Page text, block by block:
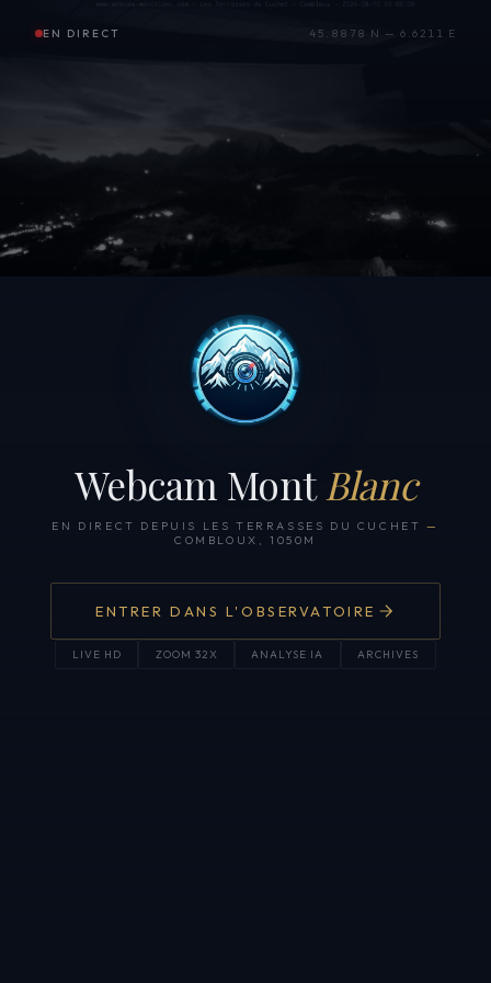
EN DIRECT 45.8878 N — 6.6211 E
Webcam Mont Blanc
EN DIRECT DEPUIS LES TERRASSES DU CUCHET —
COMBLOUX, 1050M
ENTRER DANS L'OBSERVATOIRE
LIVE HD ZOOM 32X ANALYSE IA ARCHIVES